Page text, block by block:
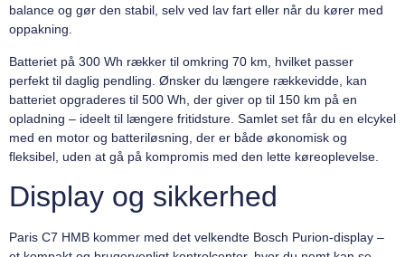
balance og gør den stabil, selv ved lav fart eller når du kører med
oppakning.
Batteriet på 300 Wh rækker til omkring 70 km, hvilket passer
perfekt til daglig pendling. Ønsker du længere rækkevidde, kan
batteriet opgraderes til 500 Wh, der giver op til 150 km på en
opladning – ideelt til længere fritidsture. Samlet set får du en elcykel
med en motor og batteriløsning, der er både økonomisk og
fleksibel, uden at gå på kompromis med den lette køreoplevelse.
Display og sikkerhed
Paris C7 HMB kommer med det velkendte Bosch Purion-display –